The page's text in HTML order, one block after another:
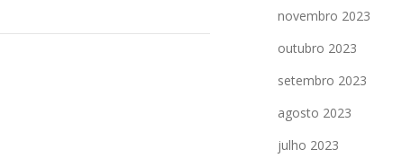
novembro 2023
outubro 2023
setembro 2023
agosto 2023
julho 2023